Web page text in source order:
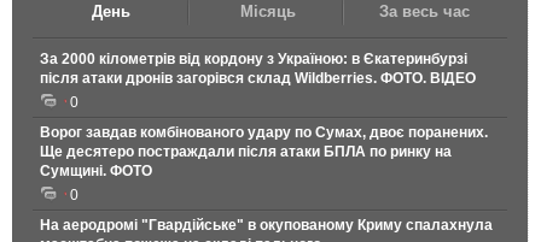
День Місяць За весь час
За 2000 кілометрів від кордону з Україною: в Єкатеринбурзі
після атаки дронів загорівся склад Wildberries. ФОТО. ВІДЕО
0
Ворог завдав комбінованого удару по Сумах, двоє поранених.
Ще десятеро постраждали після атаки БПЛА по ринку на
Сумщині. ФОТО
0
На аеродромі "Гвардійське" в окупованому Криму спалахнула